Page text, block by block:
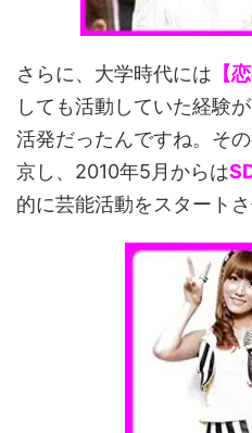
さらに、大学時代には 【
しても活動していた経験
活発だったんですね。そ
京し、2010年5月からは
的に芸能活動をスタートさ